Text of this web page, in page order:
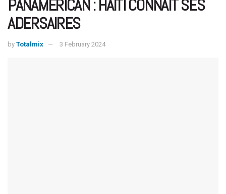
PANAMERICAN : HAÏTI CONNAÎT SES
ADERSAIRES
by Totalmix 3 February 2024